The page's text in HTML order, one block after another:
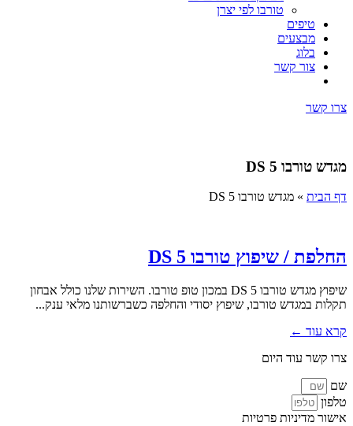
טורבו לפי יצרן
טיפים
מבצעים
בלוג
צור קשר
צרו קשר
מגדש טורבו DS 5
דף הבית » מגדש טורבו DS 5
החלפת / שיפוץ טורבו DS 5
שיפוץ מגדש טורבו DS 5 במכון טופ טורבו. השירות שלנו כולל אבחון
תקלות במגדש טורבו, שיפוץ יסודי והחלפה כשברשותנו מלאי ענק...
קרא עוד ←
צרו קשר עוד היום
שם
טלפון
אישור מדיניות פרטיות